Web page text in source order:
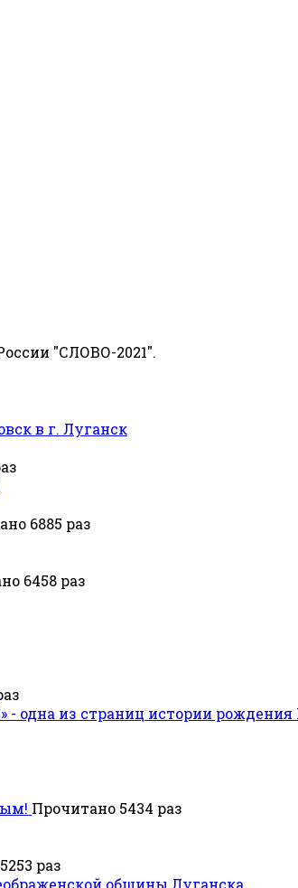
"СЛОВО-2021".
в г. Луганск
6885 раз
6458 раз
из страниц истории рождения
Прочитано 5434 раз
раз